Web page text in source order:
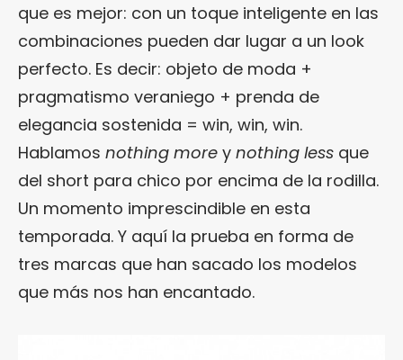
que es mejor: con un toque inteligente en las
combinaciones pueden dar lugar a un look
perfecto. Es decir: objeto de moda +
pragmatismo veraniego + prenda de
elegancia sostenida = win, win, win.
Hablamos nothing more y nothing less que
del short para chico por encima de la rodilla.
Un momento imprescindible en esta
temporada. Y aquí la prueba en forma de
tres marcas que han sacado los modelos
que más nos han encantado.